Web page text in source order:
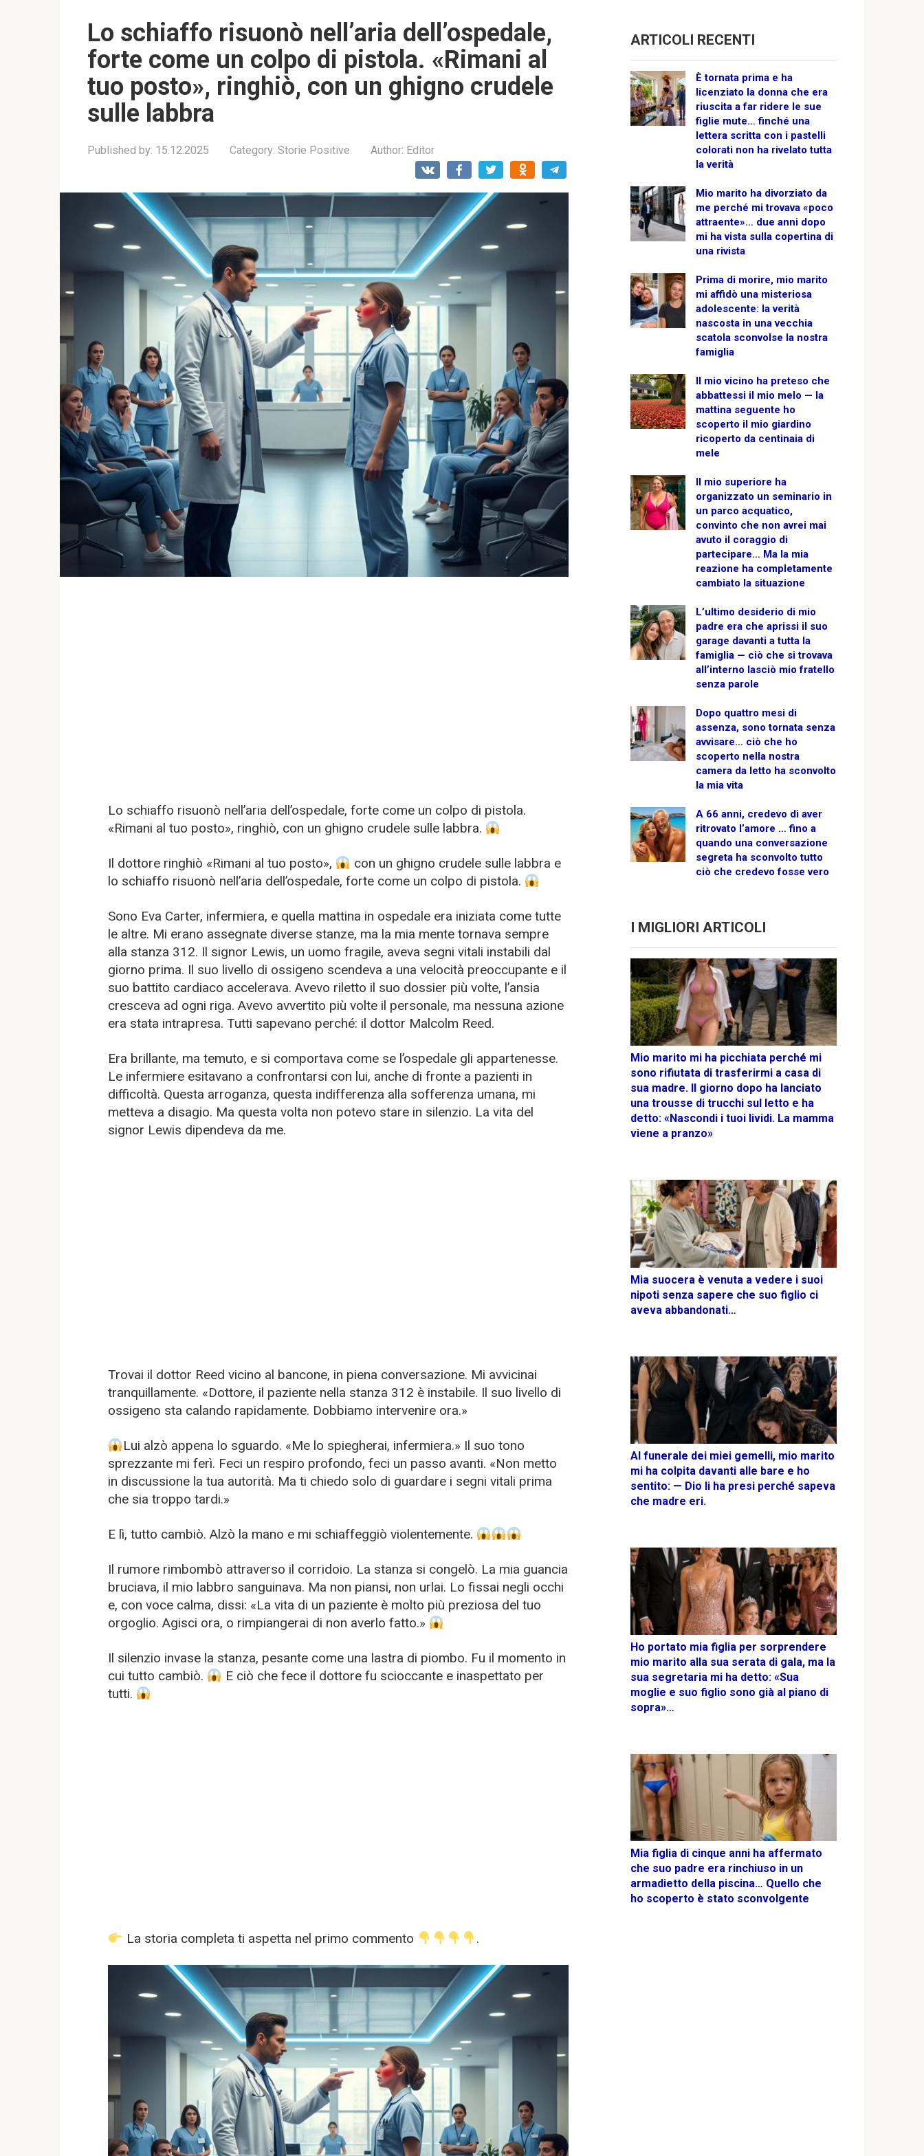
Lo schiaffo risuonò nell’aria dell’ospedale,
forte come un colpo di pistola. «Rimani al
tuo posto», ringhiò, con un ghigno crudele
sulle labbra
Published by: 15.12.2025 Category: Storie Positive Author: Editor
Lo schiaffo risuonò nell’aria dell’ospedale, forte come un colpo di pistola.
«Rimani al tuo posto», ringhiò, con un ghigno crudele sulle labbra.
Il dottore ringhiò «Rimani al tuo posto»,
con un ghigno crudele sulle labbra e
lo schiaffo risuonò nell’aria dell’ospedale, forte come un colpo di pistola.
Sono Eva Carter, infermiera, e quella mattina in ospedale era iniziata come tutte
le altre. Mi erano assegnate diverse stanze, ma la mia mente tornava sempre
alla stanza 312. Il signor Lewis, un uomo fragile, aveva segni vitali instabili dal
giorno prima. Il suo livello di ossigeno scendeva a una velocità preoccupante e il
suo battito cardiaco accelerava. Avevo riletto il suo dossier più volte, l’ansia
cresceva ad ogni riga. Avevo avvertito più volte il personale, ma nessuna azione
era stata intrapresa. Tutti sapevano perché: il dottor Malcolm Reed.
Era brillante, ma temuto, e si comportava come se l’ospedale gli appartenesse.
Le infermiere esitavano a confrontarsi con lui, anche di fronte a pazienti in
difficoltà. Questa arroganza, questa indifferenza alla sofferenza umana, mi
metteva a disagio. Ma questa volta non potevo stare in silenzio. La vita del
signor Lewis dipendeva da me.
Trovai il dottor Reed vicino al bancone, in piena conversazione. Mi avvicinai
tranquillamente. «Dottore, il paziente nella stanza 312 è instabile. Il suo livello di
ossigeno sta calando rapidamente. Dobbiamo intervenire ora.»
Lui alzò appena lo sguardo. «Me lo spiegherai, infermiera.» Il suo tono
sprezzante mi ferì. Feci un respiro profondo, feci un passo avanti. «Non metto
in discussione la tua autorità. Ma ti chiedo solo di guardare i segni vitali prima
che sia troppo tardi.»
E lì, tutto cambiò. Alzò la mano e mi schiaffeggiò violentemente.
Il rumore rimbombò attraverso il corridoio. La stanza si congelò. La mia guancia
bruciava, il mio labbro sanguinava. Ma non piansi, non urlai. Lo fissai negli occhi
e, con voce calma, dissi: «La vita di un paziente è molto più preziosa del tuo
orgoglio. Agisci ora, o rimpiangerai di non averlo fatto.»
Il silenzio invase la stanza, pesante come una lastra di piombo. Fu il momento in
cui tutto cambiò.
E ciò che fece il dottore fu scioccante e inaspettato per
tutti.
La storia completa ti aspetta nel primo commento .
ARTICOLI RECENTI
È tornata prima e ha
licenziato la donna che era
riuscita a far ridere le sue
figlie mute… finché una
lettera scritta con i pastelli
colorati non ha rivelato tutta
la verità
Mio marito ha divorziato da
me perché mi trovava «poco
attraente»… due anni dopo
mi ha vista sulla copertina di
una rivista
Prima di morire, mio marito
mi affidò una misteriosa
adolescente: la verità
nascosta in una vecchia
scatola sconvolse la nostra
famiglia
Il mio vicino ha preteso che
abbattessi il mio melo — la
mattina seguente ho
scoperto il mio giardino
ricoperto da centinaia di
mele
Il mio superiore ha
organizzato un seminario in
un parco acquatico,
convinto che non avrei mai
avuto il coraggio di
partecipare… Ma la mia
reazione ha completamente
cambiato la situazione
L’ultimo desiderio di mio
padre era che aprissi il suo
garage davanti a tutta la
famiglia — ciò che si trovava
all’interno lasciò mio fratello
senza parole
Dopo quattro mesi di
assenza, sono tornata senza
avvisare… ciò che ho
scoperto nella nostra
camera da letto ha sconvolto
la mia vita
A 66 anni, credevo di aver
ritrovato l’amore … fino a
quando una conversazione
segreta ha sconvolto tutto
ciò che credevo fosse vero
I MIGLIORI ARTICOLI
Mio marito mi ha picchiata perché mi
sono rifiutata di trasferirmi a casa di
sua madre. Il giorno dopo ha lanciato
una trousse di trucchi sul letto e ha
detto: «Nascondi i tuoi lividi. La mamma
viene a pranzo»
Mia suocera è venuta a vedere i suoi
nipoti senza sapere che suo figlio ci
aveva abbandonati…
Al funerale dei miei gemelli, mio marito
mi ha colpita davanti alle bare e ho
sentito: — Dio li ha presi perché sapeva
che madre eri.
Ho portato mia figlia per sorprendere
mio marito alla sua serata di gala, ma la
sua segretaria mi ha detto: «Sua
moglie e suo figlio sono già al piano di
sopra»…
Mia figlia di cinque anni ha affermato
che suo padre era rinchiuso in un
armadietto della piscina… Quello che
ho scoperto è stato sconvolgente